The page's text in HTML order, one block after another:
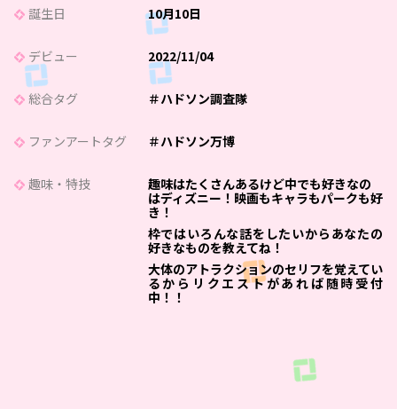
誕生日 10月10日
デビュー 2022/11/04
総合タグ ＃ハドソン調査隊
ファンアートタグ ＃ハドソン万博
趣味・特技
趣味はたくさんあるけど中でも好きなの
はディズニー！映画もキャラもパークも好
き！
枠ではいろんな話をしたいからあなたの
好きなものを教えてね！
大体のアトラクションのセリフを覚えてい
るからリクエストがあれば随時受付
中！！